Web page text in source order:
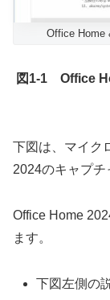
Office Home
図1-1 Office
下図は、マイク
2024のキャプチ
Office Home
ます。
下図左側の